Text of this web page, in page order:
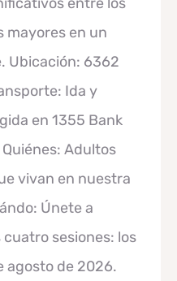
mayores en un
Ubicación: 6362
Ida y
en 1355 Bank
Adultos
vivan en nuestra
Únete a
sesiones: los
agosto de 2026.